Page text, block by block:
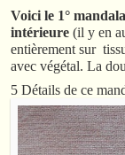
Voici le 1°
intérieure (il y en
entièrement sur
avec végétal. La
5 Détails de ce